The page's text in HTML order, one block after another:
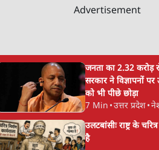
Advertisement
जनता का 2.32 करोड़
सरकार ने विज्ञापनों
को भी पीछे छोड़ा
7 Min •उत्तर प्रदेश•
उलटबांसीः राष्ट्र के
है